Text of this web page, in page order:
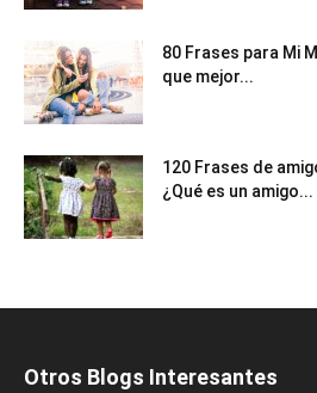
80 Frases para Mi
que mejor...
120 Frases de
¿Qué es un amigo...
Otros Blogs Interesantes